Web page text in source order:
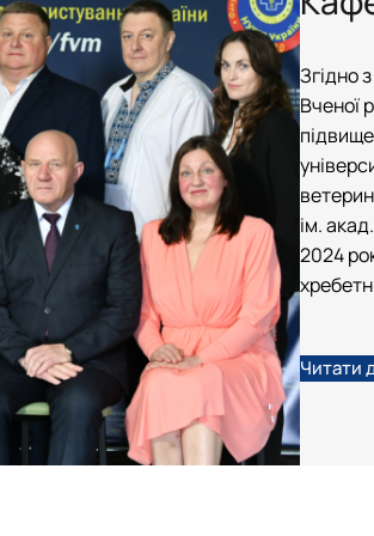
Звіти
Гуртківці
Відомі постаті
Фотогалерея
План роботи
Звіти
Гуртківці
Фотоматеріали
Звіти
Час проведення занять
Гуртківці
Положення про гурток
Фотогалерея
Звіти
Час проведення занять
Гуртківці
Положення про гурток
Фотогалерея
Згідно
Вченої
ім.
2024
Читати